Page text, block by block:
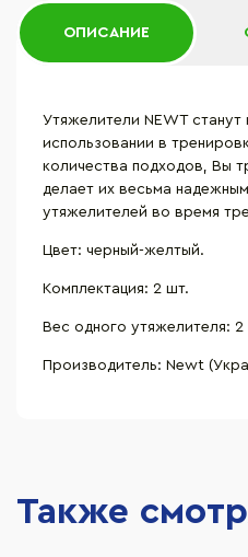
ОПИСАНИЕ
Утяжелители NEWT
использовании в
количества подходов, Вы
делает их весьма
утяжелителей во время
Цвет: черный-желтый.
Комплектация: 2 шт.
Вес одного утяжелителя: 2
Производитель: Newt
Также